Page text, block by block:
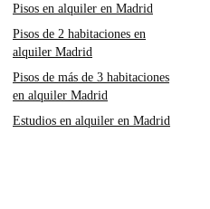
Pisos en alquiler en Madrid
Pisos de 2 habitaciones en
alquiler Madrid
Pisos de más de 3 habitaciones
en alquiler Madrid
Estudios en alquiler en Madrid